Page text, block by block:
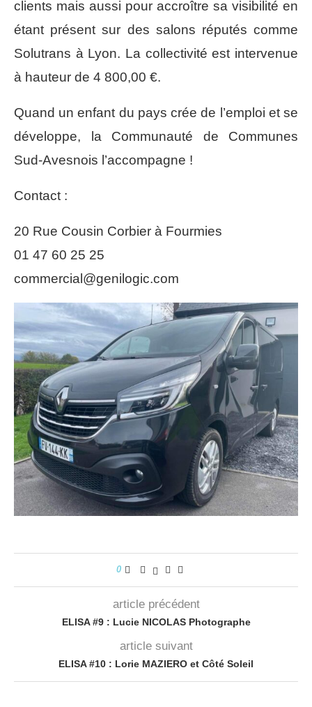
clients mais aussi pour accroître sa visibilité en
étant présent sur des salons réputés comme
Solutrans à Lyon. La collectivité est intervenue
à hauteur de 4 800,00 €.
Quand un enfant du pays crée de l’emploi et se
développe, la Communauté de Communes
Sud-Avesnois l’accompagne !
Contact :
20 Rue Cousin Corbier à Fourmies
01 47 60 25 25
commercial@genilogic.com
0
article précédent
ELISA #9 : Lucie NICOLAS Photographe
article suivant
ELISA #10 : Lorie MAZIERO et Côté Soleil